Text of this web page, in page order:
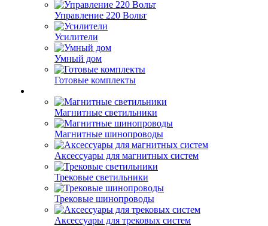
Управление 220 Вольт
Усилители
Умный дом
Готовые комплекты
Магнитные светильники
Магнитные шинопроводы
Аксессуары для магнитных систем
Трековые светильники
Трековые шинопроводы
Аксессуары для трековых систем